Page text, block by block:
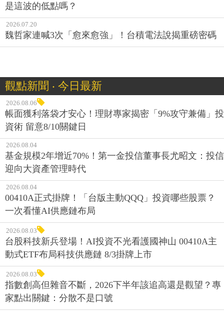
是這波的低點嗎？
2026.07.20
魏哲家連喊3次「愈來愈強」！台積電法說揭重磅密碼
觀點新聞 ‧ 今日最新
2026.08.06
帳面獲利落袋才安心！理財專家揭密「9%攻守兼備」投
資術 留意8/10關鍵日
2026.08.04
基金規模2年增近70%！第一金投信董事長尤昭文：投信
迎向大資產管理時代
2026.08.04
00410A正式掛牌！「台版主動QQQ」投資哪些股票？
一次看懂AI供應鏈布局
2026.08.03
台股科技新兵登場！AI投資不光看護國神山 00410A主
動式ETF布局科技供應鏈 8/3掛牌上市
2026.08.03
指數創高但雜音不斷，2026下半年該追高還是觀望？專
家點出關鍵：分散不是口號